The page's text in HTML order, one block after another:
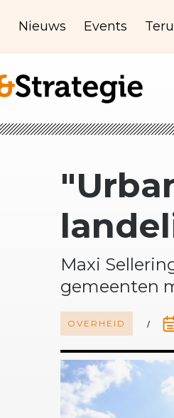
Nieuws Events
Maxi
gemeenten
OVERHEID